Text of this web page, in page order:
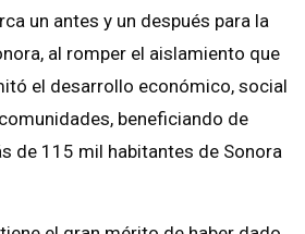
un antes y un después para la
al romper el aislamiento que
el desarrollo económico, social
beneficiando de
de 115 mil habitantes de Sonora